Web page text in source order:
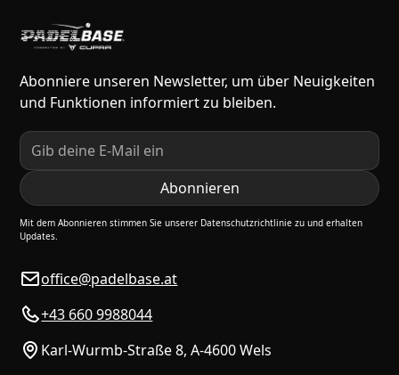
Abonniere unseren Newsletter, um über Neuigkeiten
und Funktionen informiert zu bleiben.
Mit dem Abonnieren stimmen Sie unserer Datenschutzrichtlinie zu und erhalten
Updates.
office@padelbase.at
+43 660 9988044
Karl-Wurmb-Straße 8, A-4600 Wels